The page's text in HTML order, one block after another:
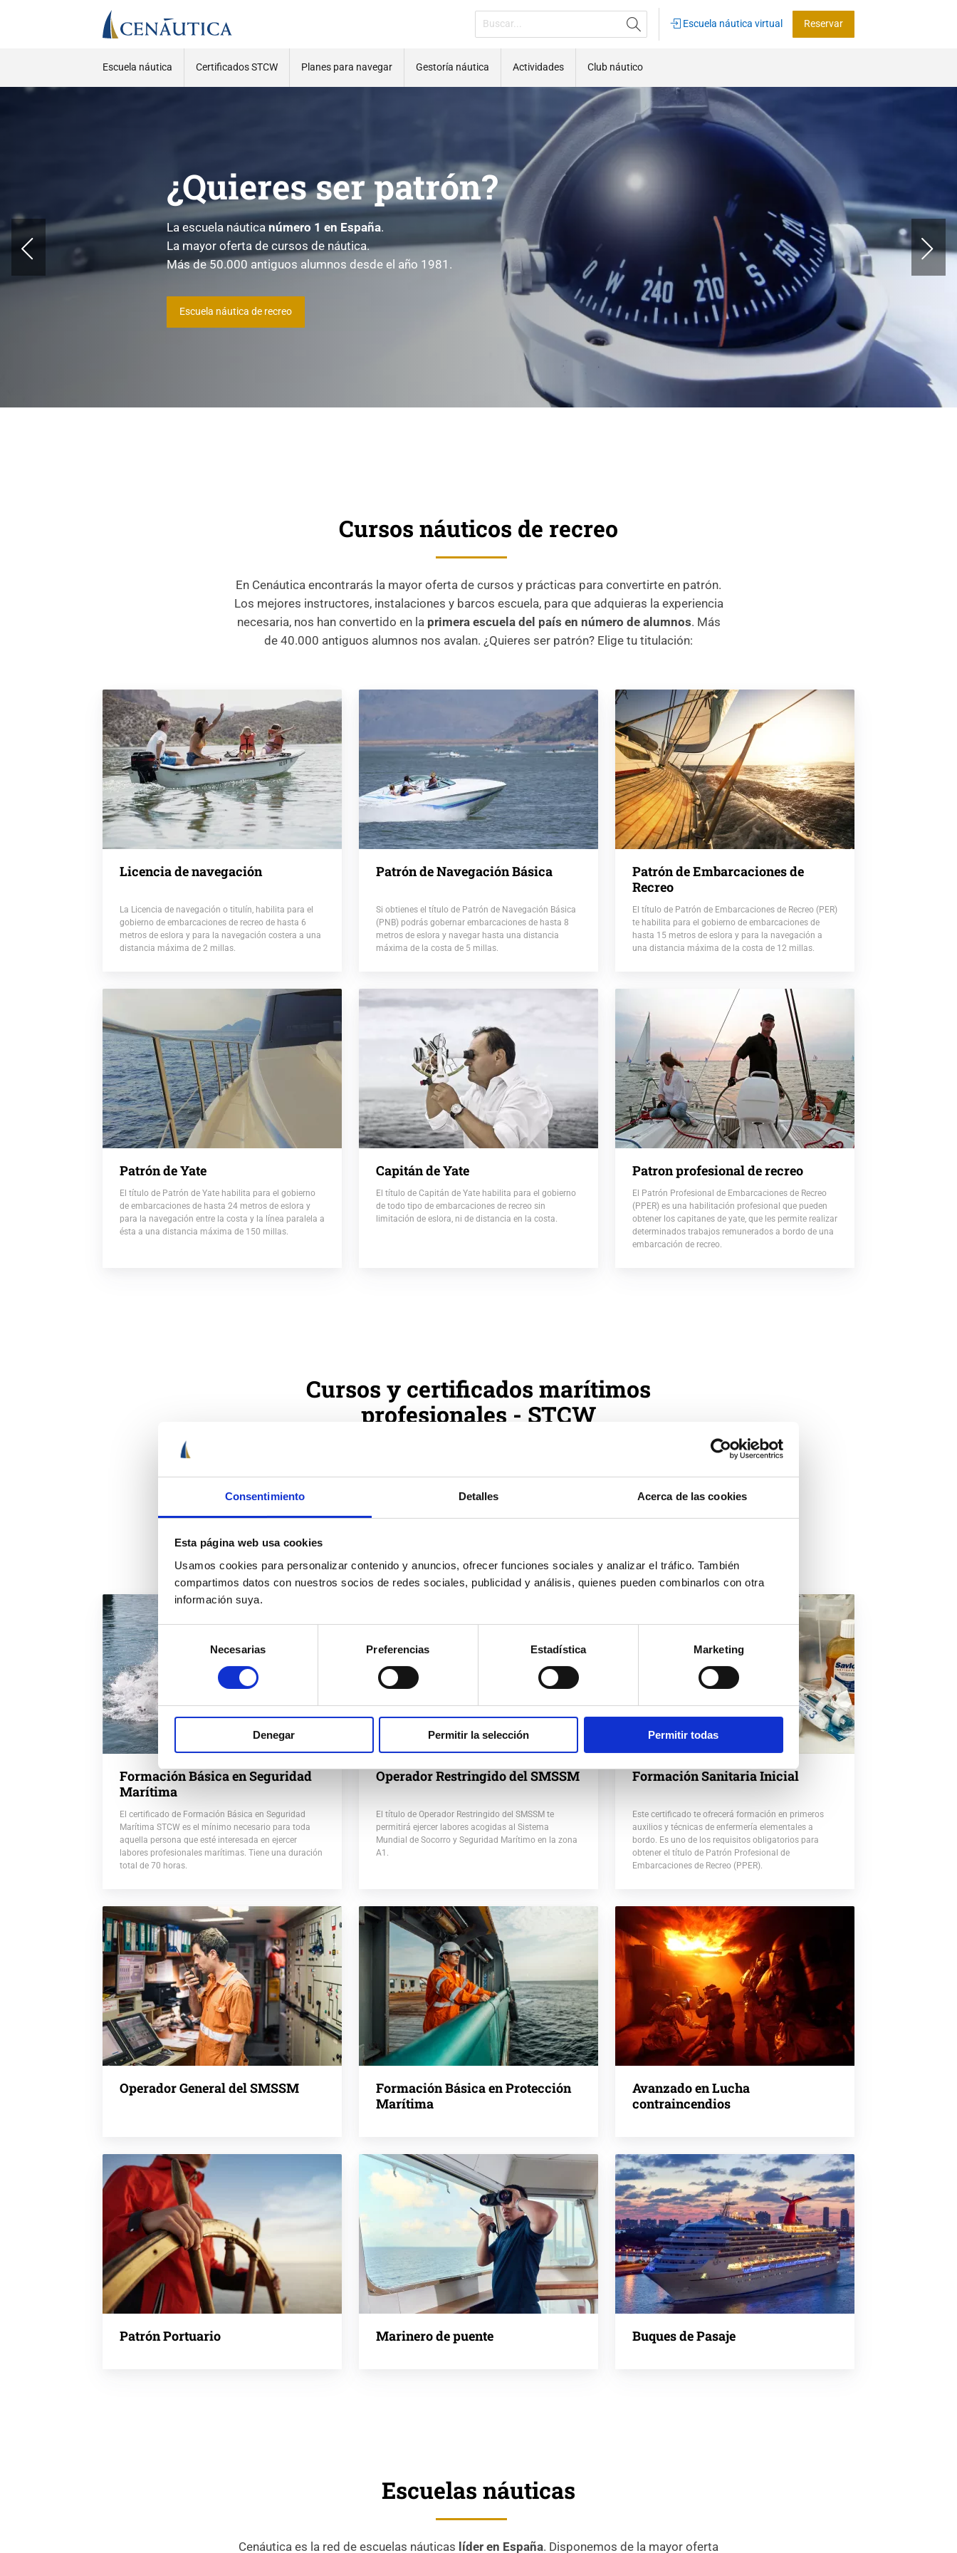
Consentimiento Detalles Acerca de las cookies
Esta página web usa cookies
Usamos cookies para personalizar contenido y anuncios, ofrecer funciones sociales y analizar el tráfico. También
compartimos datos con nuestros socios de redes sociales, publicidad y análisis, quienes pueden combinarlos con otra
información suya.
Selección
de
consentimiento
Necesarias Preferencias Estadística Marketing
Denegar Permitir la selección Permitir todas
Escuela náutica virtual Reservar
Escuela náutica Certificados STCW Planes para navegar Gestoría náutica Actividades Club náutico
¿Quieres ser patrón?
La escuela náutica número 1 en España.
La mayor oferta de cursos de náutica.
Más de 50.000 antiguos alumnos desde el año 1981.
Escuela náutica de recreo
Cursos náuticos de recreo
En Cenáutica encontrarás la mayor oferta de cursos y prácticas para convertirte en patrón.
Los mejores instructores, instalaciones y barcos escuela, para que adquieras la experiencia
necesaria, nos han convertido en la primera escuela del país en número de alumnos. Más
de 40.000 antiguos alumnos nos avalan. ¿Quieres ser patrón? Elige tu titulación:
Licencia de navegación
La Licencia de navegación o titulín, habilita para el
gobierno de embarcaciones de recreo de hasta 6
metros de eslora y para la navegación costera a una
distancia máxima de 2 millas.
Patrón de Navegación Básica
Si obtienes el título de Patrón de Navegación Básica
(PNB) podrás gobernar embarcaciones de hasta 8
metros de eslora y navegar hasta una distancia
máxima de la costa de 5 millas.
Patrón de Embarcaciones de
Recreo
El título de Patrón de Embarcaciones de Recreo (PER)
te habilita para el gobierno de embarcaciones de
hasta 15 metros de eslora y para la navegación a
una distancia máxima de la costa de 12 millas.
Patrón de Yate
El título de Patrón de Yate habilita para el gobierno
de embarcaciones de hasta 24 metros de eslora y
para la navegación entre la costa y la línea paralela a
ésta a una distancia máxima de 150 millas.
Capitán de Yate
El título de Capitán de Yate habilita para el gobierno
de todo tipo de embarcaciones de recreo sin
limitación de eslora, ni de distancia en la costa.
Patron profesional de recreo
El Patrón Profesional de Embarcaciones de Recreo
(PPER) es una habilitación profesional que pueden
obtener los capitanes de yate, que les permite realizar
determinados trabajos remunerados a bordo de una
embarcación de recreo.
Cursos y certificados marítimos
profesionales - STCW
puertos, buques o en cualquiera de los ámbitos marítimos relacionados, es necesario tener
Formación Básica en Seguridad
Marítima
El certificado de Formación Básica en Seguridad
Marítima STCW es el mínimo necesario para toda
aquella persona que esté interesada en ejercer
labores profesionales marítimas. Tiene una duración
total de 70 horas.
Operador Restringido del SMSSM
El título de Operador Restringido del SMSSM te
permitirá ejercer labores acogidas al Sistema
Mundial de Socorro y Seguridad Marítimo en la zona
A1.
Formación Sanitaria Inicial
Este certificado te ofrecerá formación en primeros
auxilios y técnicas de enfermería elementales a
bordo. Es uno de los requisitos obligatorios para
obtener el título de Patrón Profesional de
Embarcaciones de Recreo (PPER).
Operador General del SMSSM
Formación Básica en Protección
Marítima
Avanzado en Lucha
contraincendios
Patrón Portuario Marinero de puente Buques de Pasaje
Escuelas náuticas
Cenáutica es la red de escuelas náuticas líder en España. Disponemos de la mayor oferta